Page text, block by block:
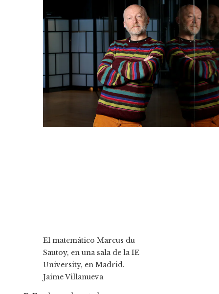
El matemático Marcus du
Sautoy, en una sala de la IE
University, en Madrid.
Jaime Villanueva